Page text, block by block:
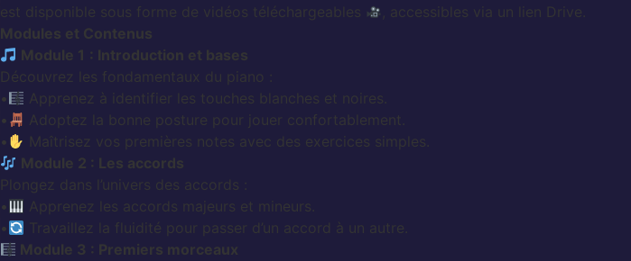
est disponible sous forme de vidéos téléchargeables
, accessibles via un lien Drive.
Modules et Contenus
Module 1 : Introduction et bases
Découvrez les fondamentaux du piano :
•
Apprenez à identifier les touches blanches et noires.
•
Adoptez la bonne posture pour jouer confortablement.
•
Maîtrisez vos premières notes avec des exercices simples.
Module 2 : Les accords
Plongez dans l’univers des accords :
•
Apprenez les accords majeurs et mineurs.
•
Travaillez la fluidité pour passer d’un accord à un autre.
Module 3 : Premiers morceaux